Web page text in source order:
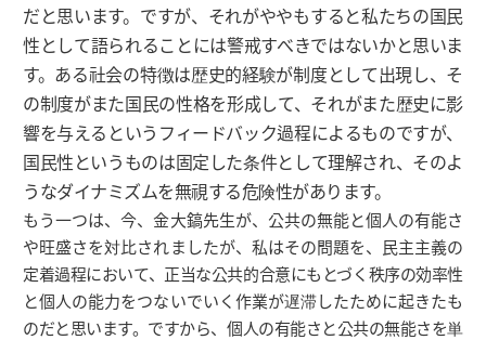
だと思います。ですが、それがややもすると私たちの国民
性として語られることには警戒すべきではないかと思いま
す。ある社会の特徴は歴史的経験が制度として出現し、そ
の制度がまた国民の性格を形成して、それがまた歴史に影
響を与えるというフィードバック過程によるものですが、
国民性というものは固定した条件として理解され、そのよ
うなダイナミズムを無視する危険性があります。
もう一つは、今、金大鎬先生が、公共の無能と個人の有能さ
や旺盛さを対比されましたが、私はその問題を、民主主義の
定着過程において、正当な公共的合意にもとづく秩序の効率性
と個人の能力をつないでいく作業が遅滞したために起きたも
のだと思います。ですから、個人の有能さと公共の無能さを単